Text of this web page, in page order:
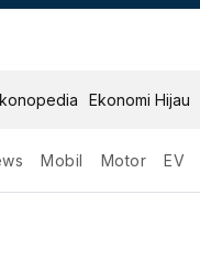
Ekonomi Hijau
Mobil Motor EV